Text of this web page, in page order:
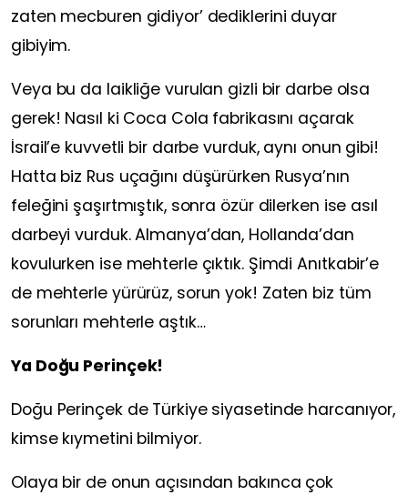
zaten mecburen gidiyor’ dediklerini duyar
gibiyim.
Veya bu da laikliğe vurulan gizli bir darbe olsa
gerek! Nasıl ki Coca Cola fabrikasını açarak
İsrail’e kuvvetli bir darbe vurduk, aynı onun gibi!
Hatta biz Rus uçağını düşürürken Rusya’nın
feleğini şaşırtmıştık, sonra özür dilerken ise asıl
darbeyi vurduk. Almanya’dan, Hollanda’dan
kovulurken ise mehterle çıktık. Şimdi Anıtkabir’e
de mehterle yürürüz, sorun yok! Zaten biz tüm
sorunları mehterle aştık…
Ya Doğu Perinçek!
Doğu Perinçek de Türkiye siyasetinde harcanıyor,
kimse kıymetini bilmiyor.
Olaya bir de onun açısından bakınca çok